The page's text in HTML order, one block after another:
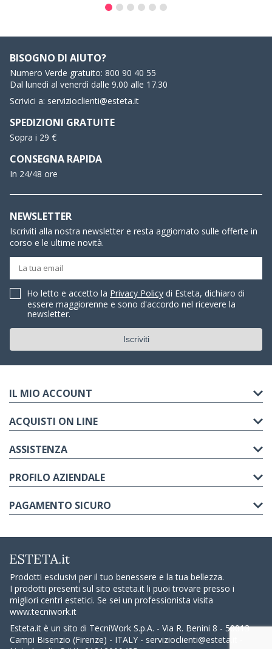
BISOGNO DI AIUTO?
Numero Verde gratuito: 800 90 40 55
Dal lunedì al venerdì dalle 9.00 alle 17.30
Scrivici a: servizioclienti@esteta.it
SPEDIZIONI GRATUITE
Sopra i 29 €
CONSEGNA RAPIDA
In 24/48 ore
NEWSLETTER
Iscriviti alla nostra newsletter e resta aggiornato sulle offerte in
corso e le ultime novità.
Ho letto e accetto la Privacy Policy di Esteta, dichiaro di
essere maggiorenne e sono d'accordo nel ricevere la
newsletter.
IL MIO ACCOUNT
ACQUISTI ON LINE
ASSISTENZA
PROFILO AZIENDALE
PAGAMENTO SICURO
Prodotti esclusivi per il tuo benessere e la tua bellezza.
I prodotti presenti sul sito esteta.it li puoi trovare presso i
migliori centri estetici. Se sei un professionista visita
www.tecniwork.it
Esteta.it è un sito di TecniWork S.p.A. - Via R. Benini 8 - 50013
Campi Bisenzio (Firenze) - ITALY - servizioclienti@esteta.it